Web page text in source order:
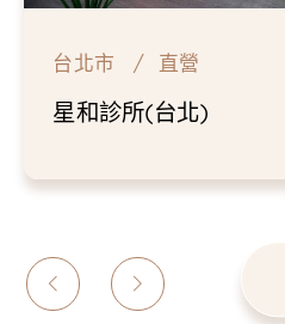
台北市 直營
星和診所(台北)